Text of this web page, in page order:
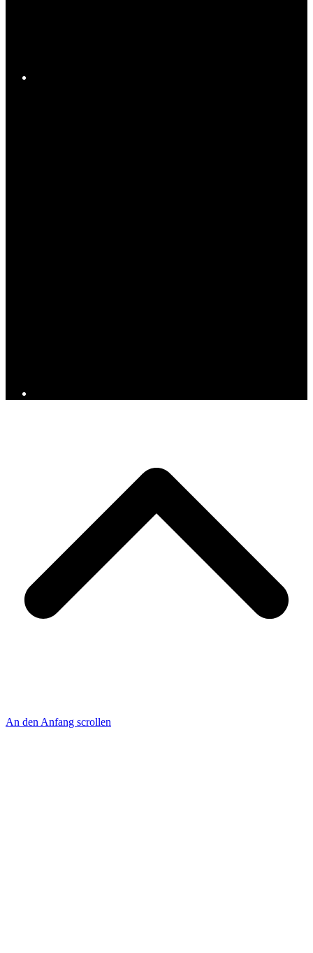
An den Anfang scrollen